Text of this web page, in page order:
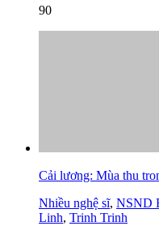
90
Cải lương: Mùa thu
Nhiều nghệ sĩ, NSND
Linh, Trinh Trinh